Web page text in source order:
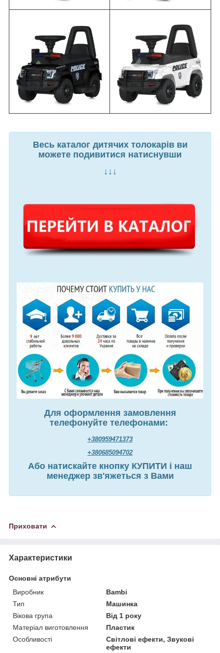
Весь каталог дитячих толокарів ви
можете подивитися натиснувши
↓↓↓
Для оформлення замовлення
телефонуйте телефонами:
+380959471373
+380685094702
Або натискайте кнопку КУПИТИ і наш
менеджер зв'яжеться з Вами
Приховати
Характеристики
Основні атрибути
Виробник
Bambi
Тип
Машинка
Вікова група
Від 1 року
Матеріал виготовлення
Пластик
Особливості
Світлові ефекти, Звукові
ефекти